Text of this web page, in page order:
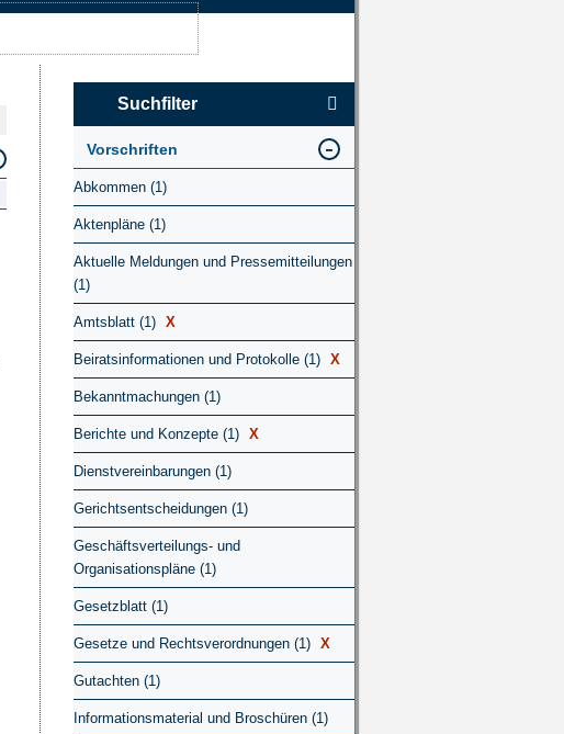
Suchfilter
Vorschriften
Abkommen (1)
Aktenpläne (1)
Aktuelle Meldungen und Pressemitteilungen
(1)
Amtsblatt (1) X
Beiratsinformationen und Protokolle (1) X
Bekanntmachungen (1)
Berichte und Konzepte (1) X
Dienstvereinbarungen (1)
Gerichtsentscheidungen (1)
Geschäftsverteilungs- und
Organisationspläne (1)
Gesetzblatt (1)
Gesetze und Rechtsverordnungen (1) X
Gutachten (1)
Informationsmaterial und Broschüren (1)